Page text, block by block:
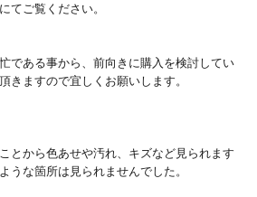
てご覧ください。
である事から、前向きに購入を検討してい
きますので宜しくお願いします。
とから色あせや汚れ、キズなど見られます
うな箇所は見られませんでした。